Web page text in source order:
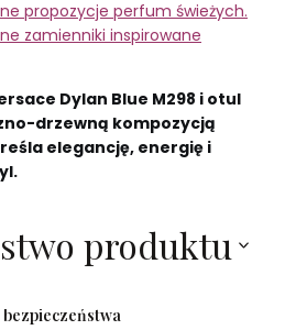
propozycje perfum świeżych.
zamienniki inspirowane
Dylan Blue M298 i otul
drzewną kompozycją
elegancję, energię i
produktu